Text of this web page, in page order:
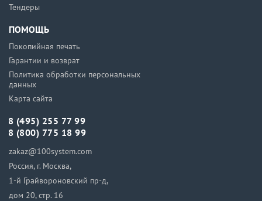
Тендеры
ПОМОЩЬ
Покопийная печать
Гарантии и возврат
Политика обработки персональных
данных
Карта сайта
8 (495) 255 77 99
8 (800) 775 18 99
zakaz@100system.com
Россия, г. Москва,
1-й Грайвороновский пр-д,
дом 20, стр. 16